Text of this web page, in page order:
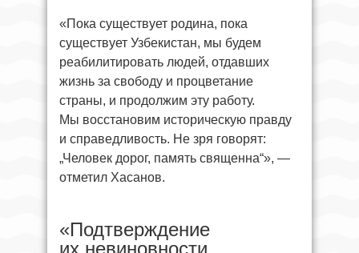
«Пока существует родина, пока
существует Узбекистан, мы будем
реабилитировать людей, отдавших
жизнь за свободу и процветание
страны, и продолжим эту работу.
Мы восстановим историческую правду
и справедливость. Не зря говорят:
„Человек дорог, память священна“», —
отметил Хасанов.
«Подтверждение